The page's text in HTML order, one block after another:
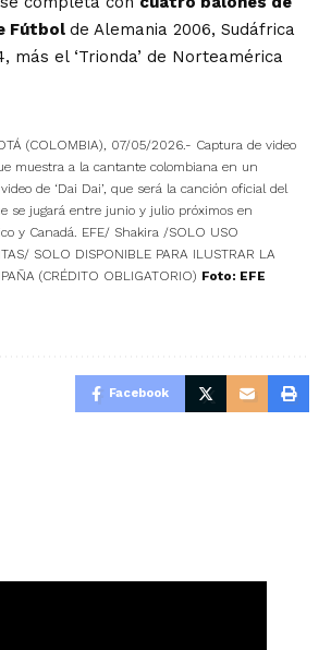
Fútbol de Alemania 2006, Sudáfrica
más el ‘Trionda’ de Norteamérica
(COLOMBIA), 07/05/2026.- Captura de video
muestra a la cantante colombiana en un
de ‘Dai Dai’, que será la canción oficial del
se jugará entre junio y julio próximos en
y Canadá. EFE/ Shakira /SOLO USO
SOLO DISPONIBLE PARA ILUSTRAR LA
(CRÉDITO OBLIGATORIO) Foto: EFE
Facebook